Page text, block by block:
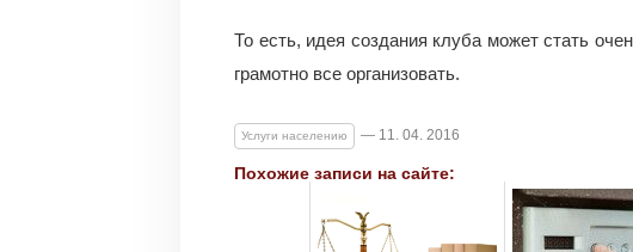
То есть, идея создания клуба может стать
грамотно все организовать.
Услуги населению — 11. 04. 2016
Похожие записи на сайте: